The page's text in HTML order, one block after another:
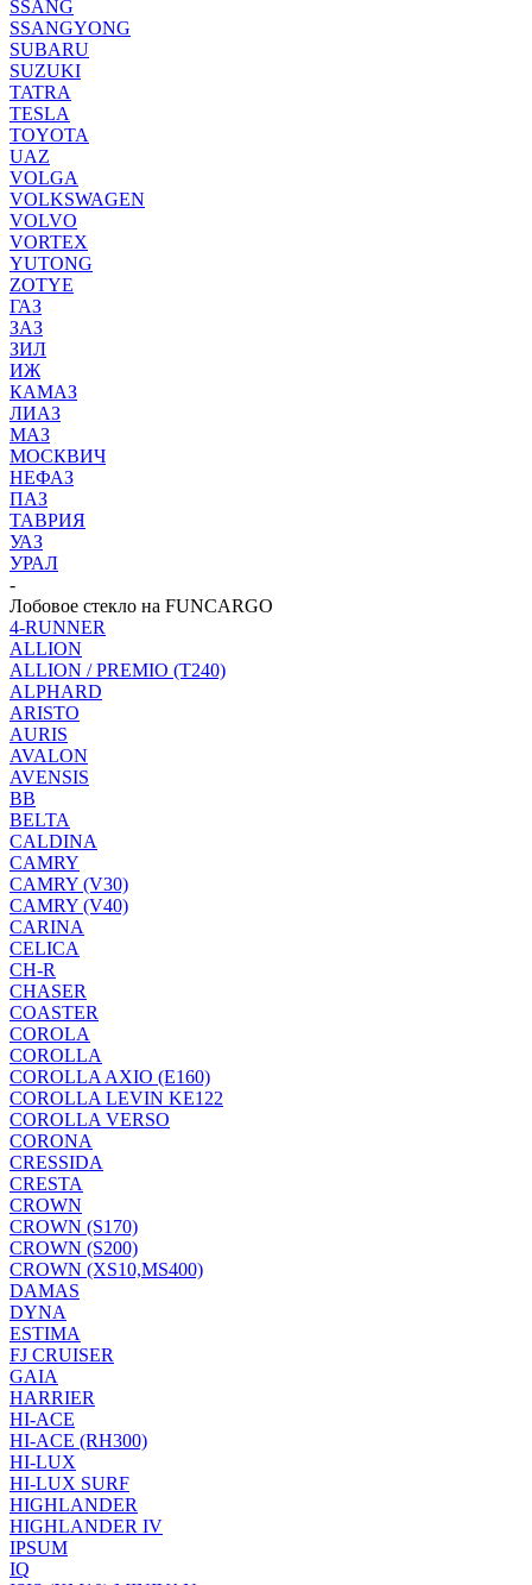
SSANG
SSANGYONG
SUBARU
SUZUKI
TATRA
TESLA
TOYOTA
UAZ
VOLGA
VOLKSWAGEN
VOLVO
VORTEX
YUTONG
ZOTYE
ГАЗ
ЗАЗ
ЗИЛ
ИЖ
КАМАЗ
ЛИАЗ
МАЗ
МОСКВИЧ
НЕФАЗ
ПАЗ
ТАВРИЯ
УАЗ
УРАЛ
-
Лобовое стекло на FUNCARGO
4-RUNNER
ALLION
ALLION / PREMIO (T240)
ALPHARD
ARISTO
AURIS
AVALON
AVENSIS
BB
BELTA
CALDINA
CAMRY
CAMRY (V30)
CAMRY (V40)
CARINA
CELICA
CH-R
CHASER
COASTER
COROLA
COROLLA
COROLLA AXIO (E160)
COROLLA LEVIN KE122
COROLLA VERSO
CORONA
CRESSIDA
CRESTA
CROWN
CROWN (S170)
CROWN (S200)
CROWN (XS10,MS400)
DAMAS
DYNA
ESTIMA
FJ CRUISER
GAIA
HARRIER
HI-ACE
HI-ACE (RH300)
HI-LUX
HI-LUX SURF
HIGHLANDER
HIGHLANDER IV
IPSUM
IQ